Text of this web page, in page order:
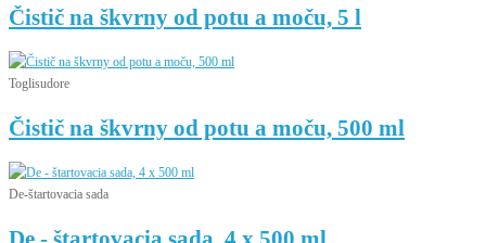
Čistič na škvrny od potu a moču, 5 l
Toglisudore
Čistič na škvrny od potu a moču, 500 ml
De-štartovacia sada